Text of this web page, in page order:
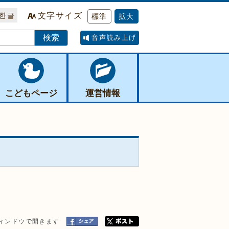
한글 文字サイズ 標準 拡大
音声読み上げ
こどもページ 運営情報
ンドウで開きます